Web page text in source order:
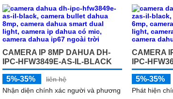
CAMERA IP 8MP DAHUA DH-
IPC-HFW3849E-AS-IL-BLACK
5%-35%
liên hệ
Nhận diện chính xác người và phương
CAMERA
IPC-
5%-35%
Phát hiện